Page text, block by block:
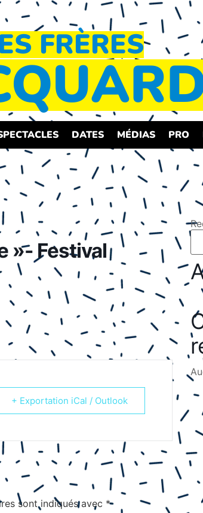
FRÈRES
DATES MÉDIAS PRO
»- Festival
+ Exportation iCal / Outlook
sont indiqués avec *